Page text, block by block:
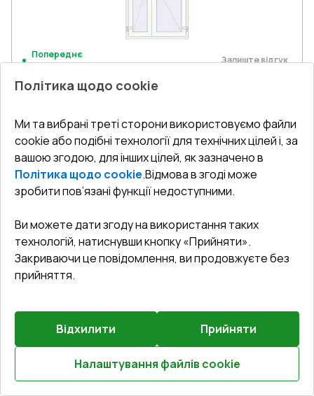
Розрахуй онлайн
Попереднє
замовлення
Залиште відгук
Chocolate brown ззовні
Профільна система: 1 камерна
Глибина профілю :
Ущільнення
₴41,489.24
₴29,042.47
Детальніше / Змінити
Поріг 16mm (ALU LIGHT A)
Докладніше
Політика щодо cookie
Ми та вибрані треті сторони використовуємо файли
cookie або подібні технології для технічних цілей і, за
вашою згодою, для інших цілей, як зазначено в
Політика щодо cookie.Відмова в згоді може
зробити пов’язані функції недоступними.
Ви можете дати згоду на використання таких
технологій, натиснувши кнопку «Прийняти».
Закриваючи це повідомлення, ви продовжуєте без
прийняття.
Відхилити Прийняти
Налаштування файлів cookie